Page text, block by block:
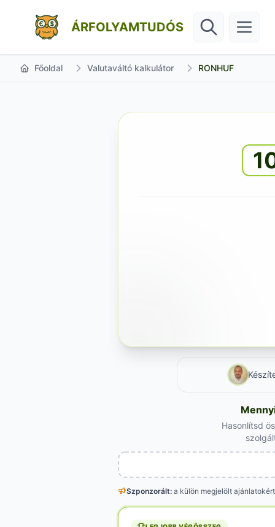
ÁRFOLYAMTUDÓS
Főoldal Valutaváltó kalkulátor RONHUF
Hasonlítsd
Szponzorált: a külön megjelölt